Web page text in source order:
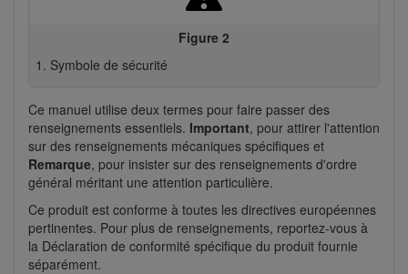
Figure 2
Symbole de sécurité
Ce manuel utilise deux termes pour faire passer des
renseignements essentiels. Important, pour attirer l'attention
sur des renseignements mécaniques spécifiques et
Remarque, pour insister sur des renseignements d'ordre
général méritant une attention particulière.
Ce produit est conforme à toutes les directives européennes
pertinentes. Pour plus de renseignements, reportez-vous à
la Déclaration de conformité spécifique du produit fournie
séparément.